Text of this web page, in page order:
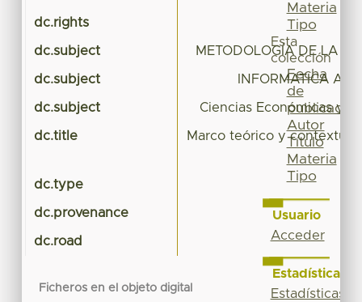
dc.rights
dc.subject METODOLOGÍA DE LA
dc.subject INFORMATICA
dc.subject Ciencias Económicas y
dc.title Marco teórico y
dc.type
dc.provenance
dc.road
Ficheros en el objeto digital
Materia
Tipo
Esta
colección
Fecha
de
publicación
Autor
Título
Materia
Tipo
Usuario
Acceder
Estadísticas
Estadísticas